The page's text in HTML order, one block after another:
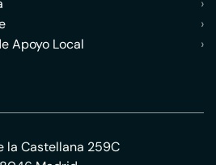
›
›
Apoyo Local
›
la Castellana 259C